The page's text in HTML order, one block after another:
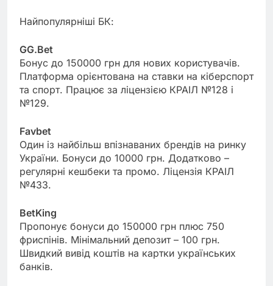
Найпопулярніші БК:
GG.Bet
Бонус до 150000 грн для нових користувачів.
Платформа орієнтована на ставки на кіберспорт
та спорт. Працює за ліцензією КРАІЛ №128 і
№129.
Favbet
Один із найбільш впізнаваних брендів на ринку
України. Бонуси до 10000 грн. Додатково –
регулярні кешбеки та промо. Ліцензія КРАІЛ
№433.
BetKing
Пропонує бонуси до 150000 грн плюс 750
фриспінів. Мінімальний депозит – 100 грн.
Швидкий вивід коштів на картки українських
банків.